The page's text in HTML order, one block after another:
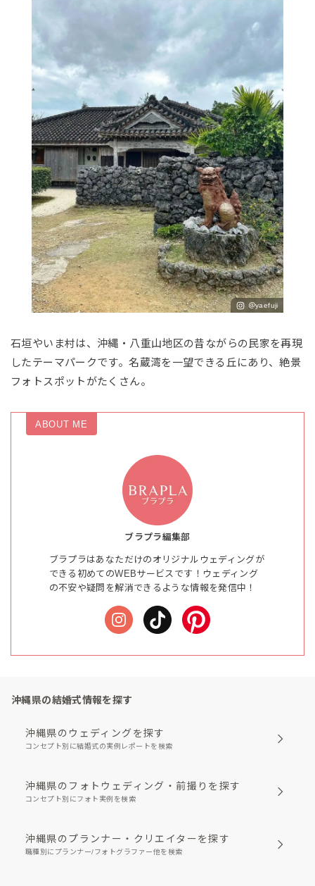
＠yaefuji
石垣やいま村は、沖縄・八重山地区の昔ながらの民家を再現
したテーマパークです。名蔵湾を一望できる丘にあり、絶景
フォトスポットがたくさん。
ABOUT ME
ブラプラ編集部
ブラプラはあなただけのオリジナルウェディングが
できる初めてのWEBサービスです！ウェディング
の不安や疑問を解消できるような情報を発信中！
沖縄県の結婚式情報を探す
沖縄県のウェディングを探す
コンセプト別に結婚式の実例レポートを検索
沖縄県のフォトウェディング・前撮りを探す
コンセプト別にフォト実例を検索
沖縄県のプランナー・クリエイターを探す
職種別にプランナー/フォトグラファー他を検索